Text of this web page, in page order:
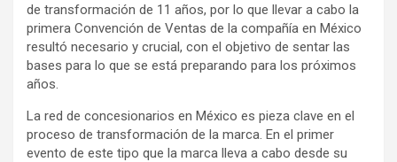
de transformación de 11 años, por lo que llevar a cabo la
primera Convención de Ventas de la compañía en México
resultó necesario y crucial, con el objetivo de sentar las
bases para lo que se está preparando para los próximos
años.
La red de concesionarios en México es pieza clave en el
proceso de transformación de la marca. En el primer
evento de este tipo que la marca lleva a cabo desde su